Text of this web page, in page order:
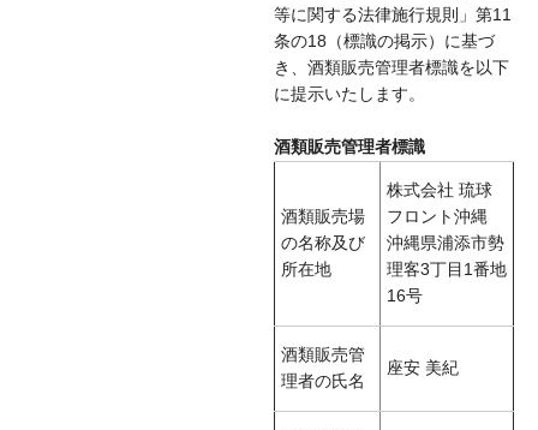
等に関する法律施行規則」第11
条の18（標識の掲示）に基づ
き、酒類販売管理者標識を以下
に提示いたします。
酒類販売管理者標識
酒類販売場
の名称及び
所在地
株式会社 琉球
フロント沖縄
沖縄県浦添市勢
理客3丁目1番地
16号
酒類販売管
理者の氏名
座安 美紀